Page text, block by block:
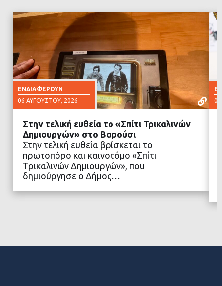
ΕΝΔΙΑΦΈΡΟΥΝ
06 ΑΥΓΟΎΣΤΟΥ, 2026
ΔΙΑΒΑΣΤΕ ΠΕΡΙΣΣΟΤΕΡΑ
Στην τελική ευθεία το «Σπίτι Τρικαλινών
Δημιουργών» στο Βαρούσι
Στην τελική ευθεία βρίσκεται το
πρωτοπόρο και καινοτόμο «Σπίτι
Τρικαλινών Δημιουργών», που
δημιούργησε ο Δήμος…